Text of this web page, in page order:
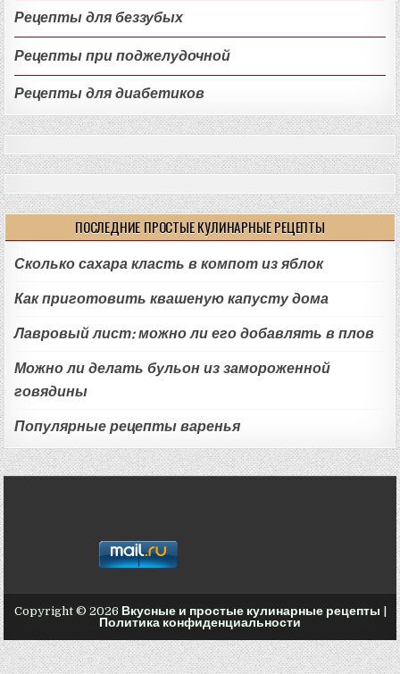
Рецепты для беззубых
Рецепты при поджелудочной
Рецепты для диабетиков
ПОСЛЕДНИЕ ПРОСТЫЕ КУЛИНАРНЫЕ РЕЦЕПТЫ
Сколько сахара класть в компот из яблок
Как приготовить квашеную капусту дома
Лавровый лист: можно ли его добавлять в плов
Можно ли делать бульон из замороженной
говядины
Популярные рецепты варенья
Copyright © 2026 Вкусные и простые кулинарные рецепты
Политика конфиденциальности